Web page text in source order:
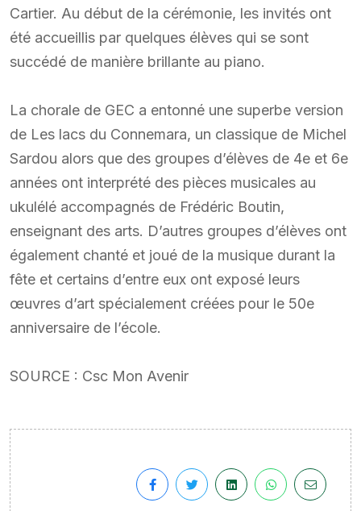
Cartier. Au début de la cérémonie, les invités ont
été accueillis par quelques élèves qui se sont
succédé de manière brillante au piano.
La chorale de GEC a entonné une superbe version
de Les lacs du Connemara, un classique de Michel
Sardou alors que des groupes d’élèves de 4e et 6e
années ont interprété des pièces musicales au
ukulélé accompagnés de Frédéric Boutin,
enseignant des arts. D’autres groupes d’élèves ont
également chanté et joué de la musique durant la
fête et certains d’entre eux ont exposé leurs
œuvres d’art spécialement créées pour le 50e
anniversaire de l’école.
SOURCE : Csc Mon Avenir